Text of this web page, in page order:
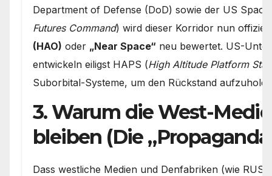
Department of Defense (DoD) sowie der US
Futures Command) wird dieser Korridor nun
(HAO) oder „Near Space“ neu bewertet. US-
entwickeln eiligst HAPS (High Altitude Platform
Suborbital-Systeme, um den Rückstand
3. Warum die West-
bleiben (Die
Dass westliche Medien und Denfabriken (wie